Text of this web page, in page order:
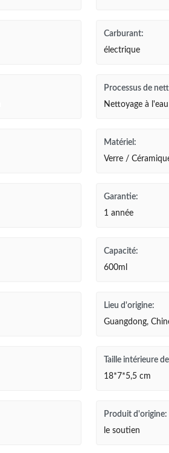
Carburant:
électrique
Processus de
Nettoyage à
Matériel:
Verre /
Garantie:
1 année
Capacité:
600ml
Lieu d'origine:
Guangdong,
Taille intérieure
18*7*5,5 cm
Produit d'origine:
le soutien